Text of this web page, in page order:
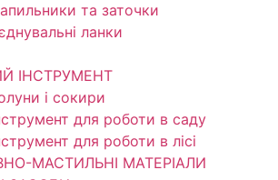
та заточки
ланки
ІНСТРУМЕНТ
і сокири
для роботи в саду
для роботи в лісі
МАСТИЛЬНІ МАТЕРІАЛИ